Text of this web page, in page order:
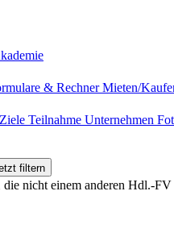
& RechnerMieten/
Ziele Teilnahme Unternehmen
filtern
die nicht einem anderen Hdl.-FV